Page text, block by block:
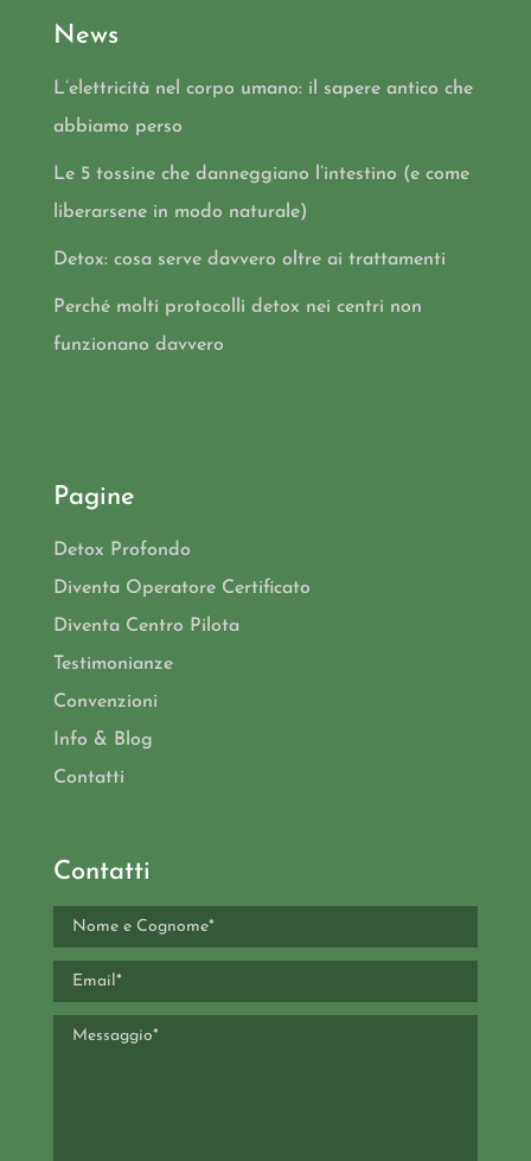
News
L’elettricità nel corpo umano: il sapere antico che
abbiamo perso
Le 5 tossine che danneggiano l’intestino (e come
liberarsene in modo naturale)
Detox: cosa serve davvero oltre ai trattamenti
Perché molti protocolli detox nei centri non
funzionano davvero
Pagine
Detox Profondo
Diventa Operatore Certificato
Diventa Centro Pilota
Testimonianze
Convenzioni
Info & Blog
Contatti
Contatti